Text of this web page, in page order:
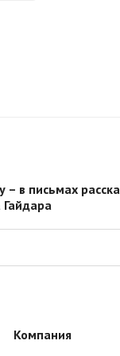
– в письмах
Компания